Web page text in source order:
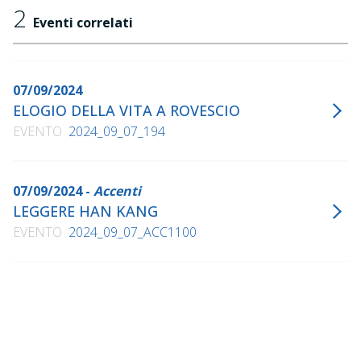
2 Eventi correlati
07/09/2024
ELOGIO DELLA VITA A ROVESCIO
EVENTO 2024_09_07_194
07/09/2024 - Accenti
LEGGERE HAN KANG
EVENTO 2024_09_07_ACC1100